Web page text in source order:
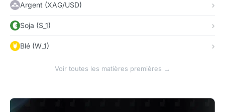
Argent (XAG/USD)
Soja (S_1)
Blé (W_1)
Voir toutes les matières premières →